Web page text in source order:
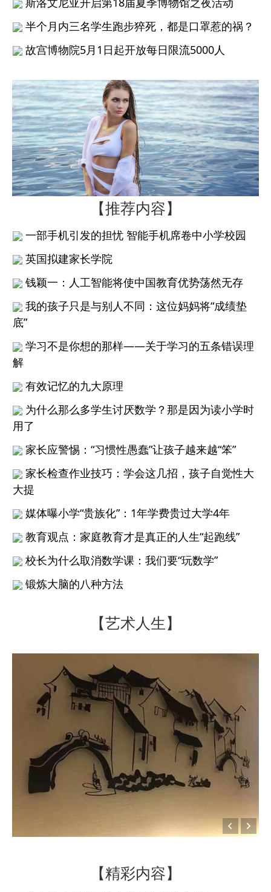
半个月内三名学生跑步猝死，都是口罩惹的祸？
故宫博物院5月1日起开放每日限流5000人
【推荐内容】
一部手机引发的担忧 智能手机席卷中小学校园
英国拟建家长学院
钱颖一：人工智能将使中国教育优势荡然无存
我的孩子只是与别人不同：这位妈妈将“成绩垫
底”
学习不是你想的那样——关于学习的五条错误理
解
有效记忆的九大原理
为什么那么多学生讨厌数学？那是因为读小学时
用了
家长应警惕：“习惯性愚蠢”让孩子越来越“笨”
家长检查作业技巧：学会这几招，孩子自觉性大
大提
媒体曝小学“贵族化”：1年学费贵过大学4年
教育观点：家庭教育才是真正的人生“起跑线”
校长为什么取消数学课：我们要“玩数学”
锻炼大脑的八种方法
【艺术人生】
【精彩内容】